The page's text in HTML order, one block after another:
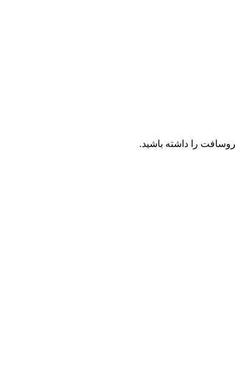
را داشته باشید.